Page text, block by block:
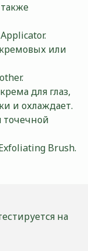
или
для глаз,
и охлаждает.
точечной
Brush.
на